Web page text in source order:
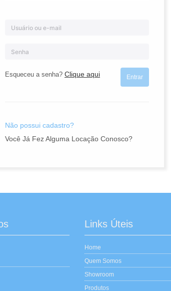
Esqueceu a senha? Clique aqui Entrar
Não possui cadastro?
Você Já Fez Alguma Locação Conosco?
Links Úteis
Home
Quem Somos
Showroom
Produtos